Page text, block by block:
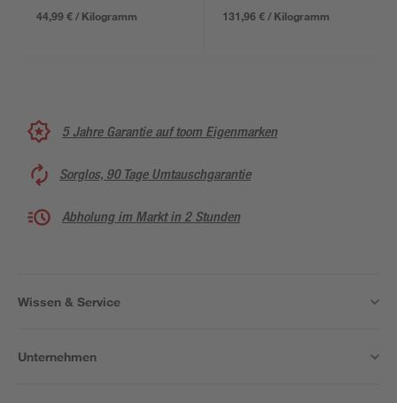
44,99 € / Kilogramm 131,96 € / Kilogramm
5 Jahre Garantie auf toom Eigenmarken
Sorglos, 90 Tage Umtauschgarantie
Abholung im Markt in 2 Stunden
Wissen & Service
Unternehmen